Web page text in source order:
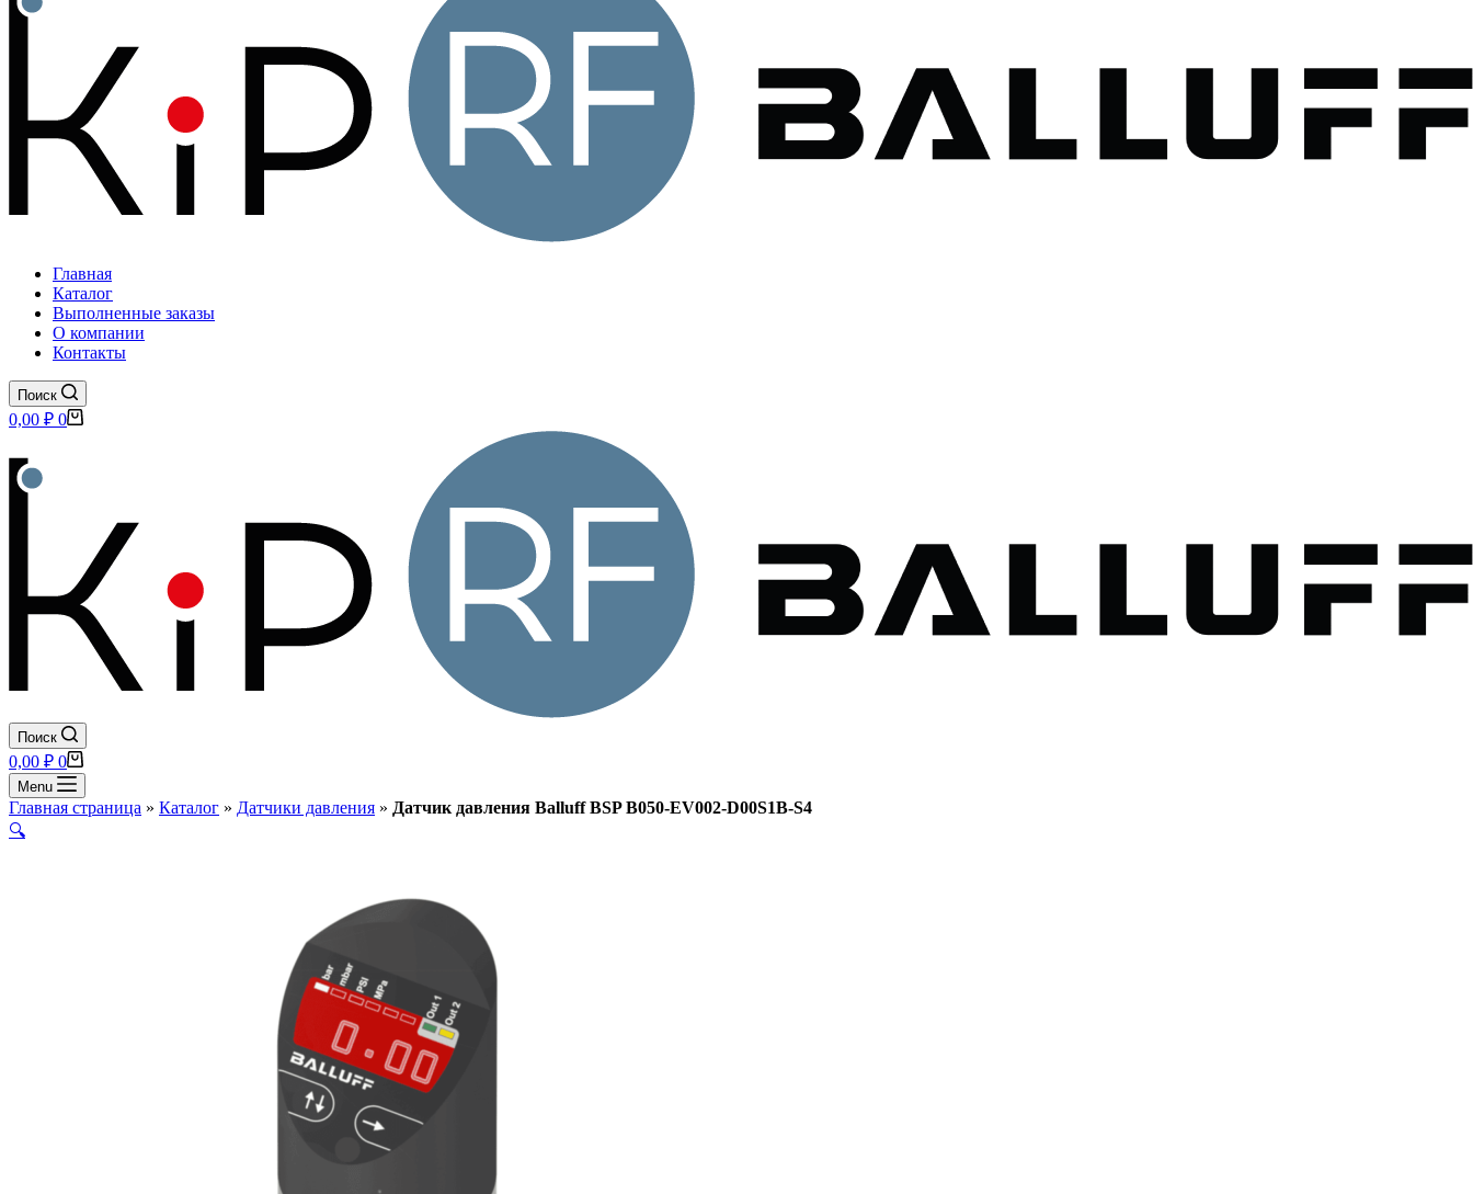
Главная
Каталог
Выполненные заказы
О компании
Контакты
Поиск
Корзина
0,00 ₽ 0
Поиск
Корзина
0,00 ₽ 0
Menu
Главная страница » Каталог » Датчики давления » Датчик давления Balluff BSP B050-EV002-D00S1B-S4
🔍